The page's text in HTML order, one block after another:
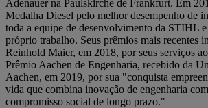
Adenauer na Paulskirche de Frankfurt. Em
Medalha Diesel pelo melhor desempenho de
toda a equipe de desenvolvimento da STIHL
próprio trabalho. Seus prêmios mais recentes
Reinhold Maier, em 2018, por seus serviços
Prêmio Aachen de Engenharia, recebido da
Aachen, em 2019, por sua "conquista
vida que combina inovação de engenharia
compromisso social de longo prazo."